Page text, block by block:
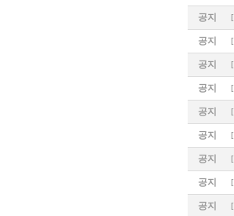
공지 [
공지 [
공지 [
공지 [
공지 [
공지 [
공지 [
공지 [
공지 [